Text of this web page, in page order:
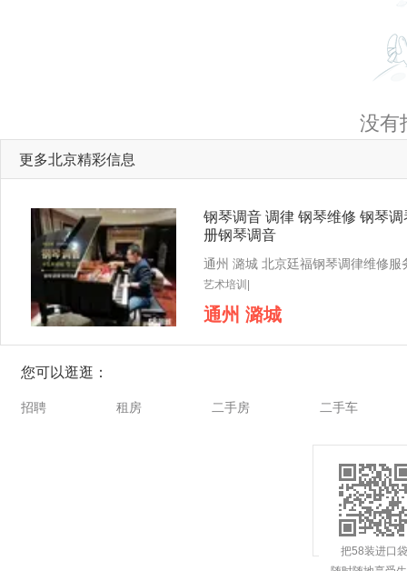
没有
更多北京精彩信息
钢琴调音 调律 钢琴维修 钢琴调
册钢琴调音
艺术培训|
通州 潞城
您可以逛逛：
招聘 租房 二手房 二手车
把58装进口袋